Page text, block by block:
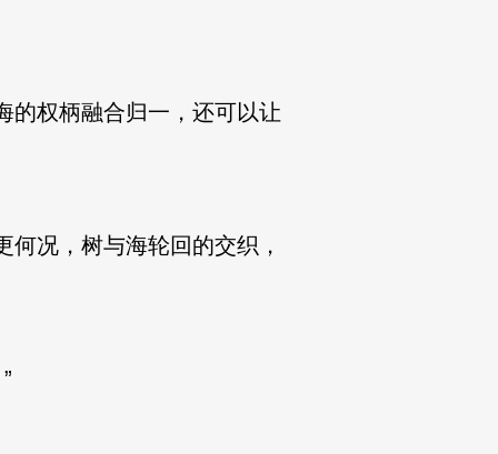
权柄融合归一，还可以让
况，树与海轮回的交织，